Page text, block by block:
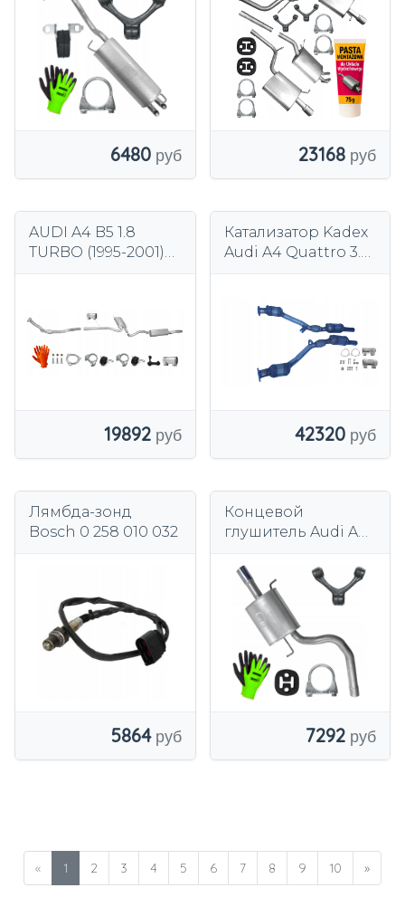
установочным
комплектом
6480
г.в.
23168
AUDI A4 B5 1.8
TURBO (1995-2001)
СИСТЕМА
19892
Катализатор Kadex
Audi A4 Quattro 3.0i
42320
Лямбда-зонд
Bosch 0 258 010 032
5864
Концевой
глушитель Audi A4
Комби
7292
« 1 2 3 4 5 6 7 8 9 10 »